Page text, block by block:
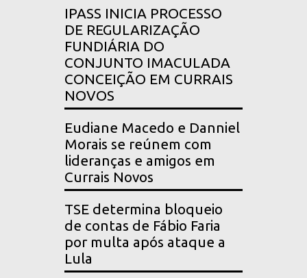
IPASS INICIA PROCESSO
DE REGULARIZAÇÃO
FUNDIÁRIA DO
CONJUNTO IMACULADA
CONCEIÇÃO EM CURRAIS
NOVOS
Eudiane Macedo e Danniel
Morais se reúnem com
lideranças e amigos em
Currais Novos
TSE determina bloqueio
de contas de Fábio Faria
por multa após ataque a
Lula